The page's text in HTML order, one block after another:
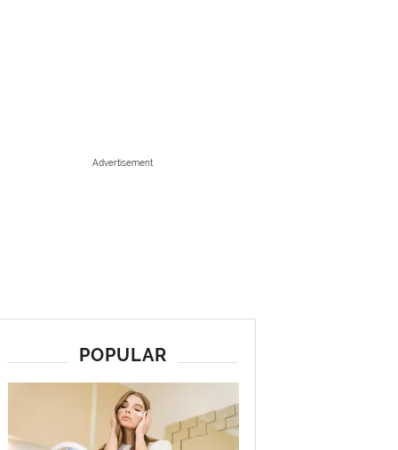
Advertisement
POPULAR